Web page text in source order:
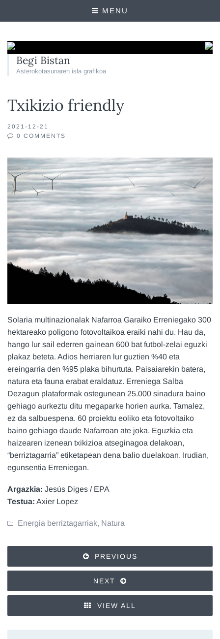
MENU
Begi Bistan
Asterokotasunaren isla grafikoa
Txikizio friendly
2021-12-21
0 COMMENTS
Solaria multinazionalak Nafarroa Garaiko Erreniegako 300
hektareako poligono fotovoltaikoa eraiki nahi du. Hau da,
hango lur sail ederren gainean 600 bat futbol-zelai eguzki
plakaz beteta. Adios herriaren lur guztien %40 eta
ereingarria den %95 plaka bihurtuta. Paisaiarekin batera,
natura eta fauna erabat eraldatuz. Erreniega Salba
Dezagun plataformak ostegunean 25.000 sinadura baino
gehiago aurkeztu ditu megaparke horien aurka. Tamalez,
ez da salbuespena. 60 proiektu eoliko eta fotovoltaiko
baino gehiago daude Nafarroan ate joka. Eguzkia eta
haizearen izenean txikizioa atseginagoa delakoan,
“berriztagarria” etiketapean dena balio duelakoan. Irudian,
egunsentia Erreniegan.
Argazkia: Jesús Diges / EPA
Testua: Axier Lopez
Energia berriztagarriak, Natura
PREVIOUS
NEXT
VIEW ALL